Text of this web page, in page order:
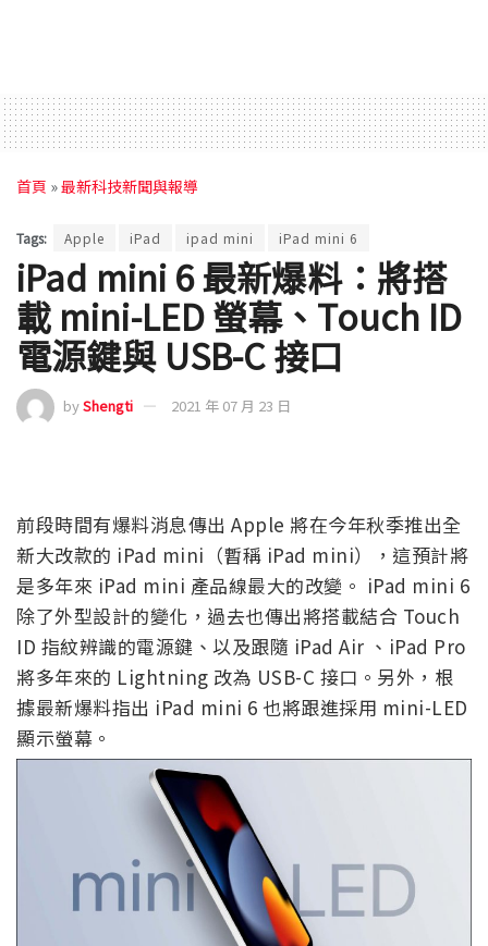
首頁 »最新科技新聞與報導
Tags: Apple iPad ipad mini iPad mini 6
iPad mini 6 最新爆料：將搭
載 mini-LED 螢幕、Touch ID
電源鍵與 USB-C 接口
byShengti 2021 年 07 月 23 日
前段時間有爆料消息傳出 Apple 將在今年秋季推出全
新大改款的 iPad mini（暫稱 iPad mini），這預計將
是多年來 iPad mini 產品線最大的改變。 iPad mini 6
除了外型設計的變化，過去也傳出將搭載結合 Touch
ID 指紋辨識的電源鍵、以及跟隨 iPad Air 、iPad Pro
將多年來的 Lightning 改為 USB-C 接口。另外，根
據最新爆料指出 iPad mini 6 也將跟進採用 mini-LED
顯示螢幕。